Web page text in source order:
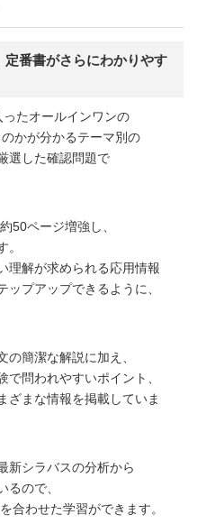
番書がさらにわかりやす
たオールインワンの
のかが分かるテーマ別の
選した確認問題で
50ページ増強し、
理解が求められる応用情報
プアップできるように、
簡潔な解説に加え、
問われやすいポイント、
ざまな情報を掲載していま
新シラバスの分析から
るので、
合わせた学習ができます。